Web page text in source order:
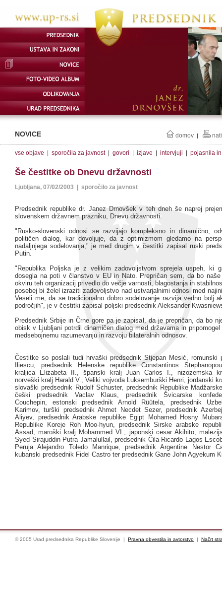
NOVICE domov |
vse objave sporočila za javnost| govori izjave intervjuji pojasnila
Še čestitke ob Dnevu državnosti
Ljubljana, 07/02/2003 | sporočilo za javnost
Predsednik republike dr. Janez Drnovšek v teh dneh še naprej
slovenskem državnem prazniku, Dnevu državnosti.
"Rusko-slovenski odnosi se razvijajo kompleksno in dinamično,
političen dialog, kar dovoljuje, da z optimizmom gledamo na
nadaljnjega sodelovanja," je med drugim v čestitki zapisal ruski
Putin.
"Republika Poljska je z velikim zadovoljstvom sprejela uspeh, ki
dosegla na poti v članstvo v EU in Nato. Prepričan sem, da bo naše
okviru teh organizacij privedlo do večje varnosti, blagostanja in
posebej bi želel izraziti zadovoljstvo nad ustvarjalnimi odnosi med
Veseli me, da se tradicionalno dobro sodelovanje razvija vedno bolj
področjih", je v čestitki zapisal poljski predsednik Aleksander
Predsednik Srbije in Črne gore pa je zapisal, da je prepričan, da bo
obisk v Ljubljani potrdil dinamičen dialog med državama in
medsebojnemu razumevanju in razvoju bilateralnih odnosov.
Čestitke so poslali tudi hrvaški predsednik Stjepan Mesić, romunski
Iliescu, predsednik Helenske republike Constantinos
kraljica Elizabeta II., španski kralj Juan Carlos I., nizozemska
norveški kralj Harald V., Veliki vojvoda Luksemburški Henri, jordanski
slovaški predsednik Rudolf Schuster, predsednik Republike
češki predsednik Vaclav Klaus, predsednik Švicarske
Couchepin, estonski predsednik Arnold Rüütela, predsednik
Karimov, turški predsednik Ahmet Necdet Sezer, predsednik
Aliyev, predsednik Arabske republike Egipt Mohamed Hosny
Republike Koreje Roh Moo-hyun, predsednik Sirske arabske
Assad, maroški kralj Mohammed VI., japonski cesar Akihito,
Syed Sirajuddin Putra Jamalullail, predsednik Čila Ricardo Lagos
Peruja Alejandro Toledo Manrique, predsednik Argentine Nestor
kubanski predsednik Fidel Castro ter predsednik Gane John Agyekum
© 2005 Urad predsednika Republike Slovenije | Pravna obvestila in avtorstvo | Načrt